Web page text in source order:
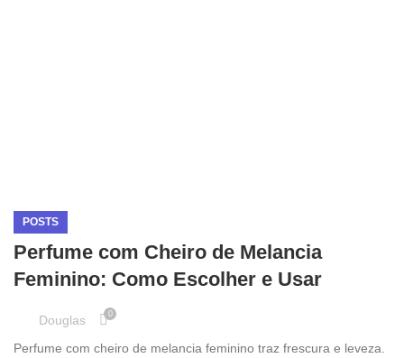
POSTS
Perfume com Cheiro de Melancia
Feminino: Como Escolher e Usar
Douglas 0
Perfume com cheiro de melancia feminino traz frescura e leveza.